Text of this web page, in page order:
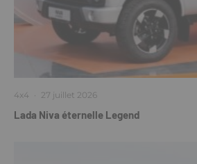
4x4 · 27 juillet 2026
Lada Niva éternelle Legend